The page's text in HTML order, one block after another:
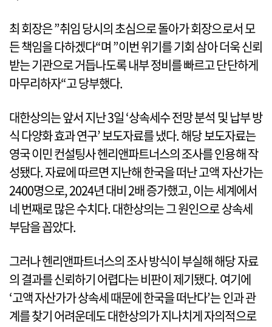
최 회장은 ”취임 당시의 초심으로 돌아가 회장으로서 모
든 책임을 다하겠다“며 ”이번 위기를 기회 삼아 더욱 신뢰
받는 기관으로 거듭나도록 내부 정비를 빠르고 단단하게
마무리하자“고 당부했다.
대한상의는 앞서 지난 3일 ‘상속세수 전망 분석 및 납부 방
식 다양화 효과 연구’ 보도자료를 냈다. 해당 보도자료는
영국 이민 컨설팅사 헨리앤파트너스의 조사를 인용해 작
성됐다. 자료에 따르면 지난해 한국을 떠난 고액 자산가는
2400명으로, 2024년 대비 2배 증가했고, 이는 세계에서
네 번째로 많은 수치다. 대한상의는 그 원인으로 상속세
부담을 꼽았다.
그러나 헨리앤파트너스의 조사 방식이 부실해 해당 자료
의 결과를 신뢰하기 어렵다는 비판이 제기됐다. 여기에
‘고액 자산가가 상속세 때문에 한국을 떠난다’는 인과 관
계를 찾기 어려운데도 대한상의가 지나치게 자의적으로